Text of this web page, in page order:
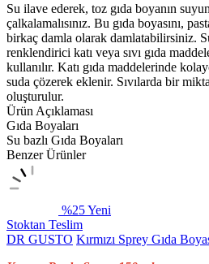
Su ilave ederek, toz gıda boyanın
çalkalamalısınız. Bu gıda boyasını,
birkaç damla olarak damlatabilirsiniz.
renklendirici katı veya sıvı gıda
kullanılır. Katı gıda maddelerinde
suda çözerek eklenir. Sıvılarda bir
oluşturulur.
Ürün Açıklaması
Gıda Boyaları
Su bazlı Gıda Boyaları
Benzer Ürünler
%25Yeni
Stoktan Teslim
DR GUSTO Kırmızı Sprey Gıda